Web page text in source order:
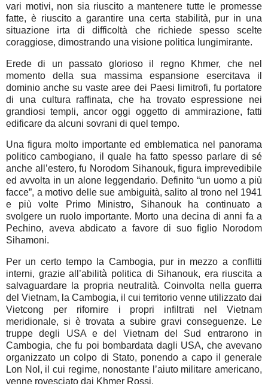
vari motivi, non sia riuscito a mantenere tutte le promesse
fatte, è riuscito a garantire una certa stabilità, pur in una
situazione irta di difficoltà che richiede spesso scelte
coraggiose, dimostrando una visione politica lungimirante.
Erede di un passato glorioso il regno Khmer, che nel
momento della sua massima espansione esercitava il
dominio anche su vaste aree dei Paesi limitrofi, fu portatore
di una cultura raffinata, che ha trovato espressione nei
grandiosi templi, ancor oggi oggetto di ammirazione, fatti
edificare da alcuni sovrani di quel tempo.
Una figura molto importante ed emblematica nel panorama
politico cambogiano, il quale ha fatto spesso parlare di sé
anche all’estero, fu Norodom Sihanouk, figura imprevedibile
ed avvolta in un alone leggendario. Definito “un uomo a più
facce”, a motivo delle sue ambiguità, salito al trono nel 1941
e più volte Primo Ministro, Sihanouk ha continuato a
svolgere un ruolo importante. Morto una decina di anni fa a
Pechino, aveva abdicato a favore di suo figlio Norodom
Sihamoni.
Per un certo tempo la Cambogia, pur in mezzo a conflitti
interni, grazie all’abilità politica di Sihanouk, era riuscita a
salvaguardare la propria neutralità. Coinvolta nella guerra
del Vietnam, la Cambogia, il cui territorio venne utilizzato dai
Vietcong per rifornire i propri infiltrati nel Vietnam
meridionale, si è trovata a subire gravi conseguenze. Le
truppe degli USA e del Vietnam del Sud entrarono in
Cambogia, che fu poi bombardata dagli USA, che avevano
organizzato un colpo di Stato, ponendo a capo il generale
Lon Nol, il cui regime, nonostante l’aiuto militare americano,
venne rovesciato dai Khmer Rossi.